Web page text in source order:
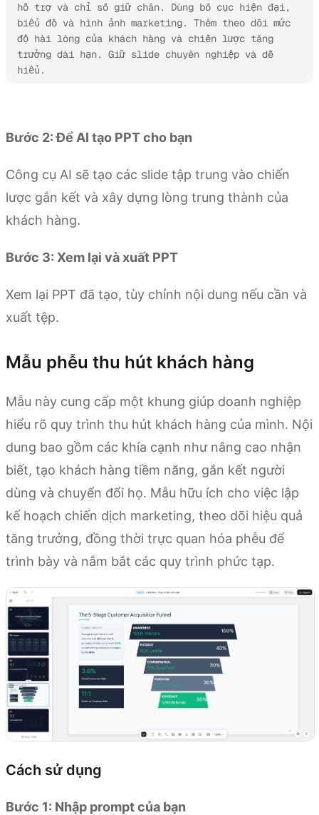
hỗ trợ và chỉ số giữ chân. Dùng bố cục hiện đại,
biểu đồ và hình ảnh marketing. Thêm theo dõi mức
độ hài lòng của khách hàng và chiến lược tăng
trưởng dài hạn. Giữ slide chuyên nghiệp và dễ
hiểu.
Bước 2: Để AI tạo PPT cho bạn
Công cụ AI sẽ tạo các slide tập trung vào chiến
lược gắn kết và xây dựng lòng trung thành của
khách hàng.
Bước 3: Xem lại và xuất PPT
Xem lại PPT đã tạo, tùy chỉnh nội dung nếu cần và
xuất tệp.
Mẫu phễu thu hút khách hàng
Mẫu này cung cấp một khung giúp doanh nghiệp
hiểu rõ quy trình thu hút khách hàng của mình. Nội
dung bao gồm các khía cạnh như nâng cao nhận
biết, tạo khách hàng tiềm năng, gắn kết người
dùng và chuyển đổi họ. Mẫu hữu ích cho việc lập
kế hoạch chiến dịch marketing, theo dõi hiệu quả
tăng trưởng, đồng thời trực quan hóa phễu để
trình bày và nắm bắt các quy trình phức tạp.
Cách sử dụng
Bước 1: Nhập prompt của bạn